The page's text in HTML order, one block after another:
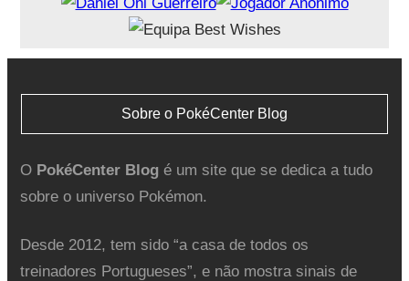
Sobre o PokéCenter Blog
O PokéCenter Blogé um site que se dedica a tudo
sobre o universo Pokémon.
Desde 2012, tem sido “a casa de todos os
treinadores Portugueses”, e não mostra sinais de